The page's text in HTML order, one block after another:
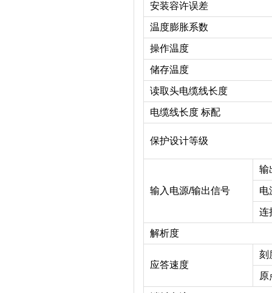
安装容许误差
温度膨胀系数
操作温度
储存温度
读取头电缆线长度
电缆线长度 标配
保护设计等级
输入电源/输出信号
输
电
连
解析度
应答速度
刻
原